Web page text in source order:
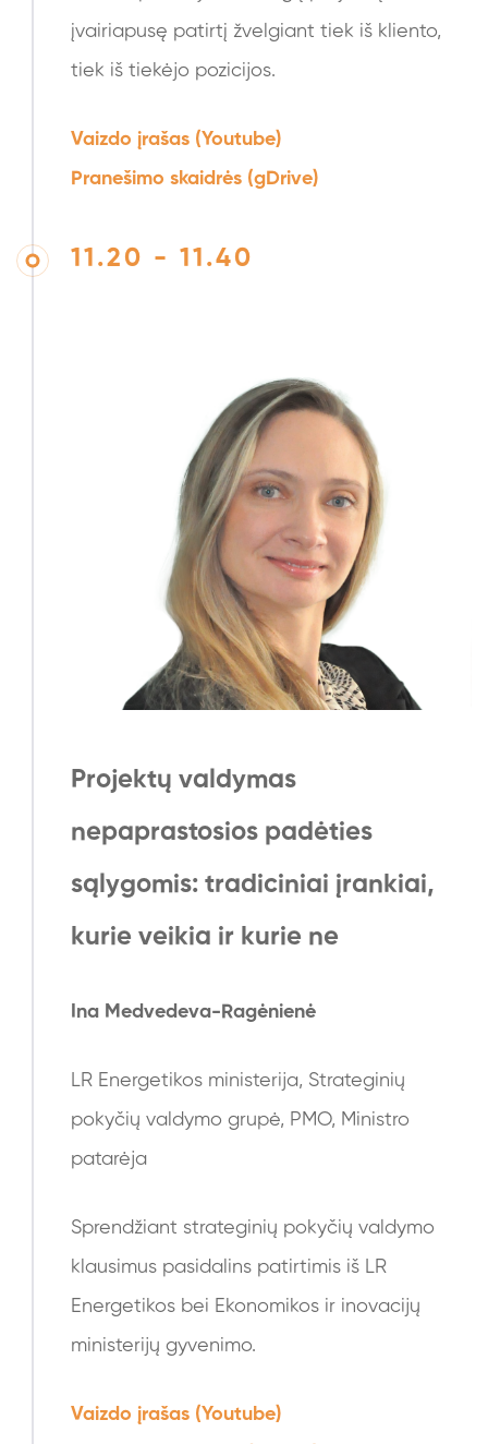
įvairiapusę patirtį žvelgiant tiek iš kliento,
tiek iš tiekėjo pozicijos.
Vaizdo įrašas (Youtube)
Pranešimo skaidrės (gDrive)
11.20 - 11.40
Projektų valdymas
nepaprastosios padėties
sąlygomis: tradiciniai įrankiai,
kurie veikia ir kurie ne
Ina Medvedeva-Ragėnienė
LR Energetikos ministerija, Strateginių
pokyčių valdymo grupė, PMO, Ministro
patarėja
Sprendžiant strateginių pokyčių valdymo
klausimus pasidalins patirtimis iš LR
Energetikos bei Ekonomikos ir inovacijų
ministerijų gyvenimo.
Vaizdo įrašas (Youtube)